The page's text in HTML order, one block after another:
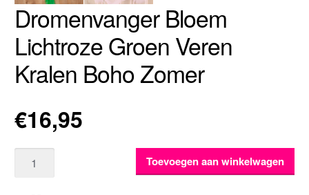
Dromenvanger Bloem
Lichtroze Groen Veren
Kralen Boho Zomer
€16,95
Toevoegen aan winkelwagen